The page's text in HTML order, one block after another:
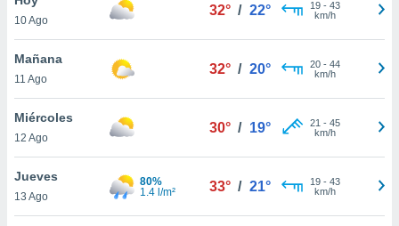
en
más
nuestra
de
10 Ago
32° / 22° 19- 43
km/h
Mañana
11 Ago
32° / 20° 20- 44
km/h
Miércoles
12 Ago
30° / 19° 21 - 45
km/h
Jueves
13 Ago
80%
1.4 l/m²
33° / 21° 19- 43
km/h